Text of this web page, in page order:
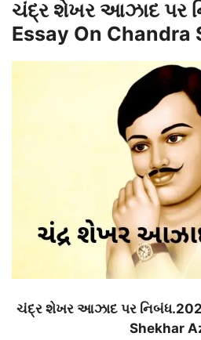
ચંદ્ર શેખર આઝાદ પર
Essay On Chandra
ચંદ્ર શેખર આઝાદ પર
Shekhar